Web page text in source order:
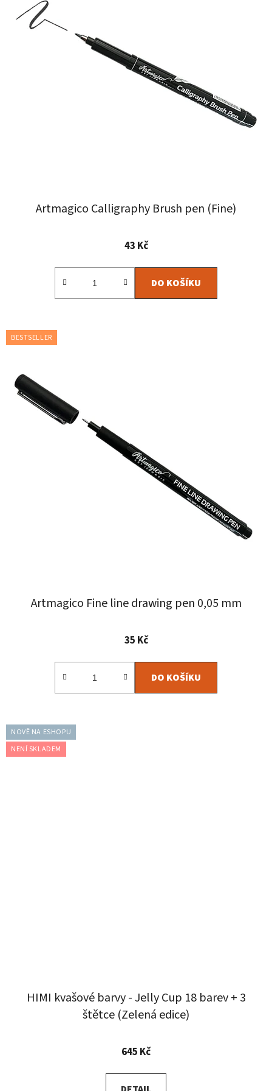
Artmagico Calligraphy Brush pen (Fine)
43 Kč
DO KOŠÍKU
BESTSELLER
Artmagico Fine line drawing pen 0,05 mm
35 Kč
DO KOŠÍKU
NOVĚ NA ESHOPU
NENÍ SKLADEM
HIMI kvašové barvy - Jelly Cup 18 barev + 3
štětce (Zelená edice)
645 Kč